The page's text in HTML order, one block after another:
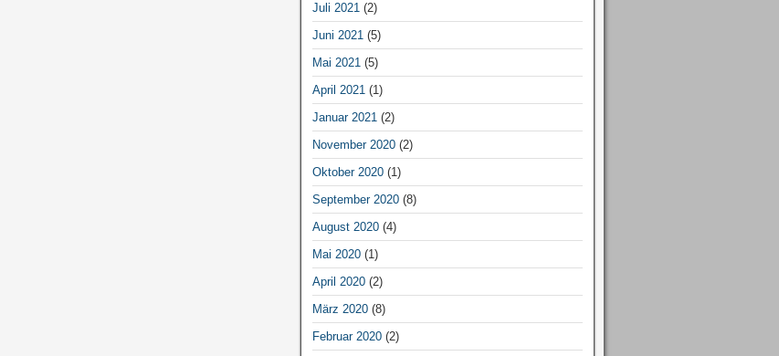
Juli 2021(2)
Juni 2021(5)
Mai 2021(5)
April 2021(1)
Januar 2021(2)
November 2020(2)
Oktober 2020(1)
September 2020(8)
August 2020(4)
Mai 2020(1)
April 2020(2)
März 2020(8)
Februar 2020(2)